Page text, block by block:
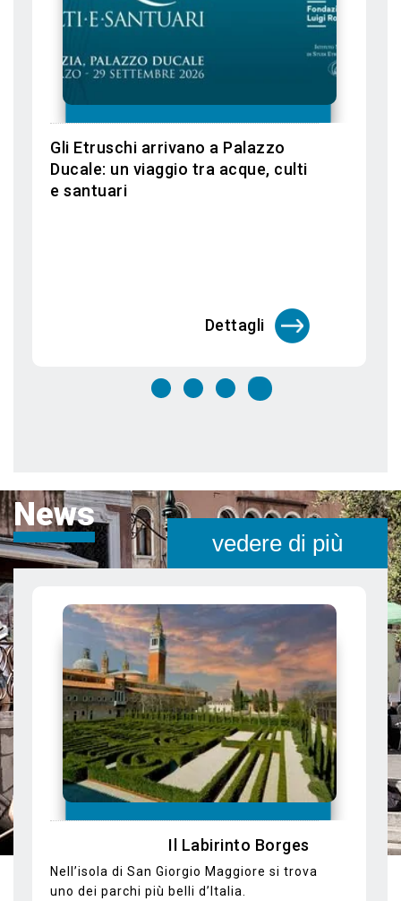
Festa del Redentore 2026
Dettagli
News
Un tour dei bacari veneziani